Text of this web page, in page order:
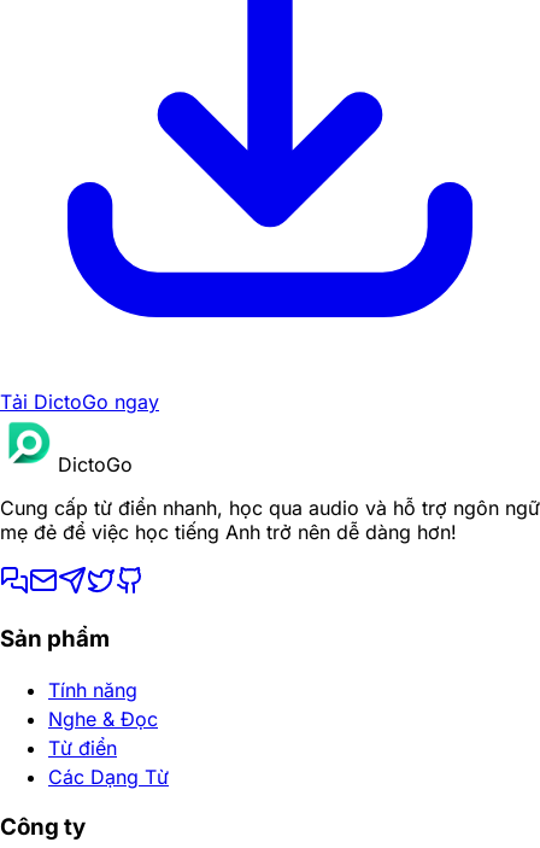
Tải DictoGo ngay
DictoGo
Cung cấp từ điển nhanh, học qua audio và hỗ trợ ngôn ngữ
mẹ đẻ để việc học tiếng Anh trở nên dễ dàng hơn!
Sản phẩm
Tính năng
Nghe & Đọc
Từ điển
Các Dạng Từ
Công ty